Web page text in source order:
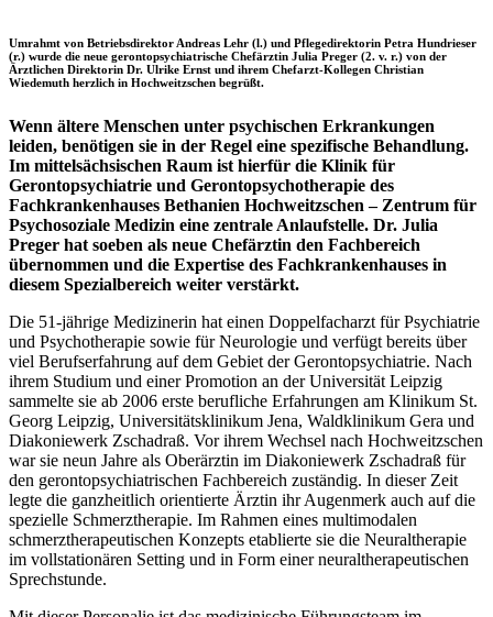
Umrahmt von Betriebsdirektor Andreas Lehr (l.) und Pflegedirektorin Petra Hundrieser
(r.) wurde die neue gerontopsychiatrische Chefärztin Julia Preger (2. v. r.) von der
Ärztlichen Direktorin Dr. Ulrike Ernst und ihrem Chefarzt-Kollegen Christian
Wiedemuth herzlich in Hochweitzschen begrüßt.
Wenn ältere Menschen unter psychischen Erkrankungen
leiden, benötigen sie in der Regel eine spezifische Behandlung.
Im mittelsächsischen Raum ist hierfür die Klinik für
Gerontopsychiatrie und Gerontopsychotherapie des
Fachkrankenhauses Bethanien Hochweitzschen – Zentrum für
Psychosoziale Medizin eine zentrale Anlaufstelle. Dr. Julia
Preger hat soeben als neue Chefärztin den Fachbereich
übernommen und die Expertise des Fachkrankenhauses in
diesem Spezialbereich weiter verstärkt.
Die 51-jährige Medizinerin hat einen Doppelfacharzt für Psychiatrie
und Psychotherapie sowie für Neurologie und verfügt bereits über
viel Berufserfahrung auf dem Gebiet der Gerontopsychiatrie. Nach
ihrem Studium und einer Promotion an der Universität Leipzig
sammelte sie ab 2006 erste berufliche Erfahrungen am Klinikum St.
Georg Leipzig, Universitätsklinikum Jena, Waldklinikum Gera und
Diakoniewerk Zschadraß. Vor ihrem Wechsel nach Hochweitzschen
war sie neun Jahre als Oberärztin im Diakoniewerk Zschadraß für
den gerontopsychiatrischen Fachbereich zuständig. In dieser Zeit
legte die ganzheitlich orientierte Ärztin ihr Augenmerk auch auf die
spezielle Schmerztherapie. Im Rahmen eines multimodalen
schmerztherapeutischen Konzepts etablierte sie die Neuraltherapie
im vollstationären Setting und in Form einer neuraltherapeutischen
Sprechstunde.